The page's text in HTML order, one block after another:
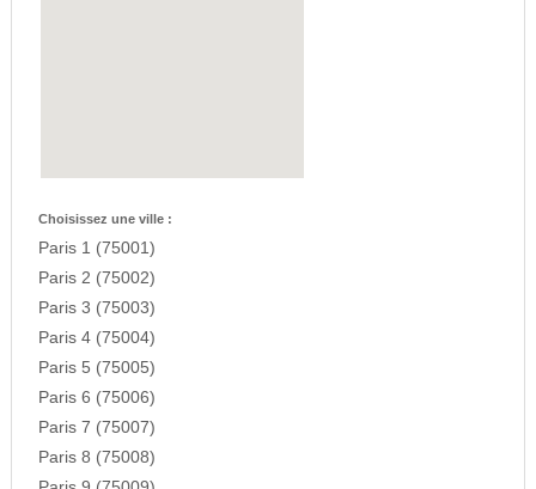
Choisissez une ville :
Paris 1 (75001)
Paris 2 (75002)
Paris 3 (75003)
Paris 4 (75004)
Paris 5 (75005)
Paris 6 (75006)
Paris 7 (75007)
Paris 8 (75008)